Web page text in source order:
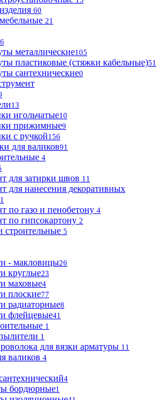
60
21
металлические105
пластиковые (стяжки кабельные)51
сантехнические0
13
игольчатые10
прижимные9
с ручкой156
для валиков91
4
для затирки швов 11
для нанесения декоративных
1
по газо и пенобетону 4
по гипсокартону 2
строительные 5
- макловицы26
круглые23
маховые4
плоские77
радиаторные8
флейцевые41
1
1
для вязки арматуры 11
валиков 4
4
бордюрные1